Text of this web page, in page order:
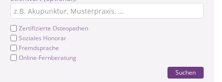
Zertifizierte Osteopathen
Soziales Honorar
Fremdsprache
Online-Fernberatung
Suchen